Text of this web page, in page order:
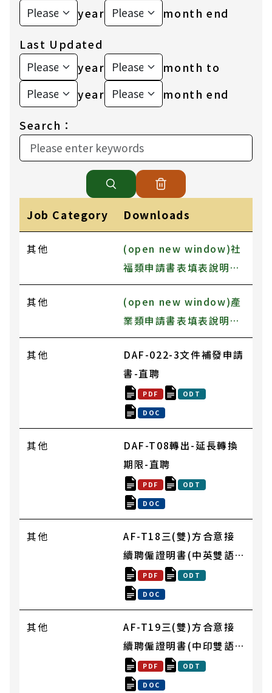
發布日期起始年
發布日期起始月
發布日期結束年year
發布日期結束月 month end
Last Updated
更新日期起始年
year
更新日期起始月
month to
更新日期結束年year
更新日期結束月 month end
Search：
Job Category Downloads
其他
(open new window)社
福類申請書表填表說明注
意事項.pdf
其他
(open new window)產
業類申請書表填表說明注
意事項.pdf
其他
DAF-022-3文件補發申請
書-直聘
PDF ODT
DOC
其他
DAF-T08轉出-延長轉換
期限-直聘
PDF ODT
DOC
其他
AF-T18三(雙)方合意接
續聘僱證明書(中英雙語
版) PDF ODT
DOC
其他
AF-T19三(雙)方合意接
續聘僱證明書(中印雙語
版) PDF ODT
DOC